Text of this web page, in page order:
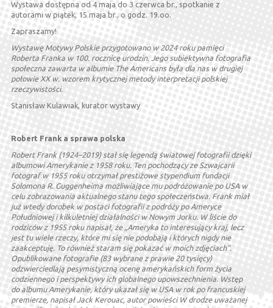
Wystawa dostępna od 4 maja do 3 czerwca br., spotkanie z
autorami w piątek, 15 maja br., o godz. 19.oo.
Zapraszamy!
Wystawę Motywy Polskie przygotowano w 2024 roku pamięci
Roberta Franka w 100. rocznicę urodzin. Jego subiektywna fotografia
społeczna zawarta w albumie The Americans była dla nas w drugiej
połowie XX w. wzorem krytycznej metody interpretacji polskiej
rzeczywistości.
Stanisław Kulawiak, kurator wystawy
Robert Frank a sprawa polska
Robert Frank (1924–2019) stał się legendą światowej fotografii dzięki
albumowi Amerykanie z 1958 roku. Ten pochodzący ze Szwajcarii
fotograf w 1955 roku otrzymał prestiżowe stypendium fundacji
Solomona R. Guggenheima możliwiające mu podróżowanie po USA w
celu zobrazowania aktualnego stanu tego społeczeństwa. Frank miał
już wtedy dorobek w postaci fotografii z podróży po Ameryce
Południowej i kilkuletniej działalności w Nowym Jorku. W liście do
rodziców z 1955 roku napisał, że „Ameryka to interesujący kraj, lecz
jest tu wiele rzeczy, które mi się nie podobają i których nigdy nie
zaakceptuję. To również staram się pokazać w moich zdjęciach”.
Opublikowane fotografie (83 wybrane z prawie 20 tysięcy)
odzwierciedlają pesymistyczną ocenę amerykańskich form życia
codziennego i perspektywy ich globalnego upowszechnienia. Wstęp
do albumu Amerykanie, który ukazał się w USA w rok po francuskiej
premierze, napisał Jack Kerouac, autor powieści W drodze uważanej